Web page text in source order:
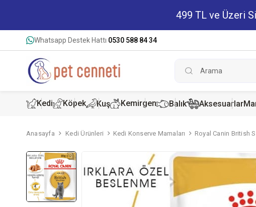
499 TL ve Üzeri
Whatsapp Destek Hattı 0530 588 84 34
Kedi
Kedi Konserve
Köpek
Köpek Konserve
Kuş Kemirgen Balık Aksesuarlar
Anasayfa Kedi Ürünleri Kedi Konserve Mamaları Royal Canin British